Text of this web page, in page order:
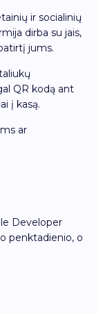
ir socialinių
dirba su jais,
jums.
QR kodą ant
į kasą.
ar
Developer
penktadienio, o